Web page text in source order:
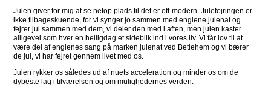
Julen giver for mig at se netop plads til det er off-modern. Julefejringen er
ikke tilbageskuende, for vi synger jo sammen med englene julenat og
fejrer jul sammen med dem, vi deler den med i aften, men julen kaster
alligevel som hver en helligdag et sideblik ind i vores liv. Vi får lov til at
være del af englenes sang på marken julenat ved Betlehem og vi bærer
de jul, vi har fejret gennem livet med os.
Julen rykker os således ud af nuets acceleration og minder os om de
dybeste lag i tilværelsen og om mulighedernes verden.